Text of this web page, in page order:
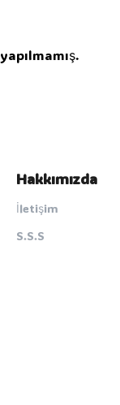
Hakkımızda
İletişim
S.S.S